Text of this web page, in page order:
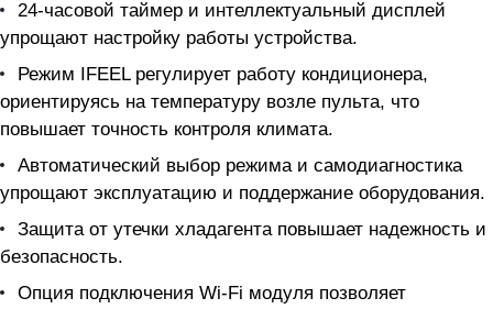
24-часовой таймер и интеллектуальный дисплей
упрощают настройку работы устройства.
Режим IFEEL регулирует работу кондиционера,
ориентируясь на температуру возле пульта, что
повышает точность контроля климата.
Автоматический выбор режима и самодиагностика
упрощают эксплуатацию и поддержание оборудования.
Защита от утечки хладагента повышает надежность и
безопасность.
Опция подключения Wi-Fi модуля позволяет